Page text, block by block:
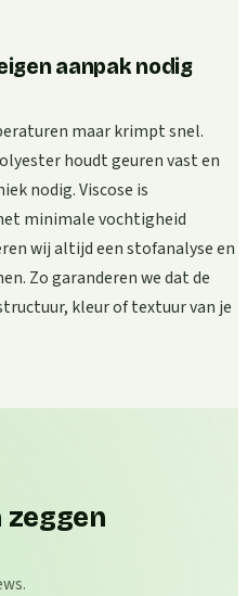
aanpak nodig
maar krimpt snel.
houdt geuren vast en
nodig. Viscose is
minimale vochtigheid
wij altijd een stofanalyse en
Zo garanderen we dat de
kleur of textuur van je